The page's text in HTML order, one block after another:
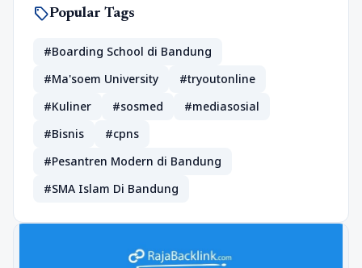
sellPopular Tags
#Boarding School di Bandung
#Ma'soem University
#tryoutonline
#Kuliner
#sosmed
#mediasosial
#Bisnis
#cpns
#Pesantren Modern di Bandung
#SMA Islam Di Bandung